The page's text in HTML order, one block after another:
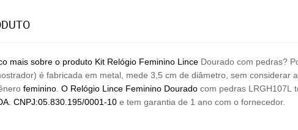
mais sobre o produto Kit Relógio Feminino Lince Dourado com pedras?
é fabricada em metal, mede 3,5 cm de diâmetro, sem
feminino O Relógio Lince Feminino Dourado com pedras LRGH107L
CNPJ:05.830.195/0001-10 e tem garantia de 1 ano com o fornecedor.